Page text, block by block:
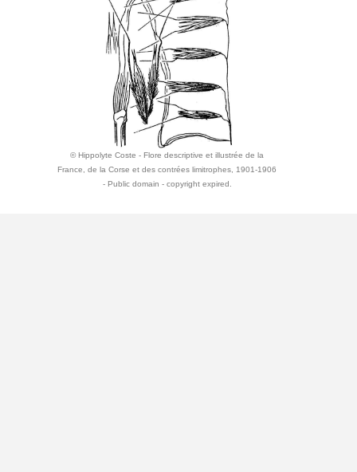
© Hippolyte Coste - Flore descriptive et illustrée de la
France, de la Corse et des contrées limitrophes, 1901-1906
- Public domain - copyright expired.